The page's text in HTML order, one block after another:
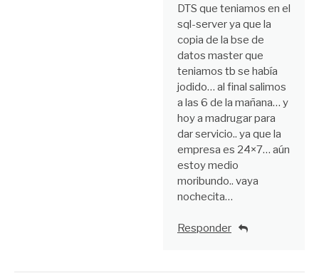
DTS que teniamos en el
sql-server ya que la
copia de la bse de
datos master que
teniamos tb se había
jodido… al final salimos
a las 6 de la mañana… y
hoy a madrugar para
dar servicio.. ya que la
empresa es 24×7… aún
estoy medio
moribundo.. vaya
nochecita…
Responder